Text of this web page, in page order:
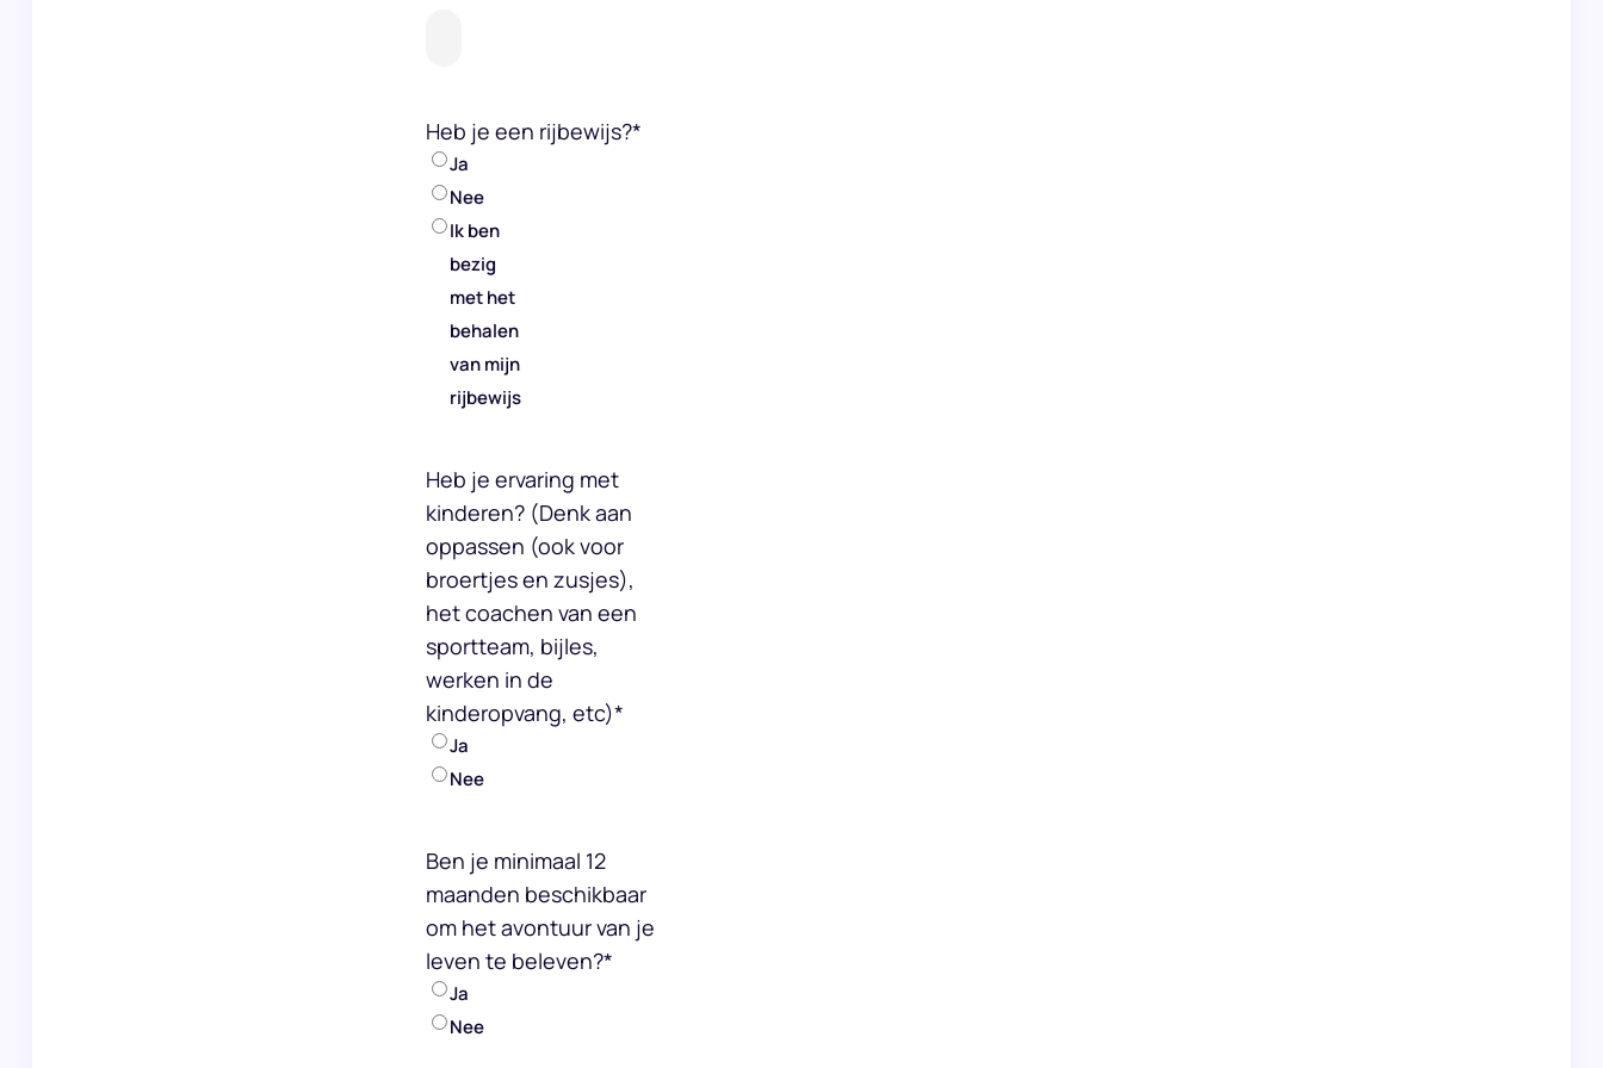
Heb je een rijbewijs?*
Ja
Nee
Ik ben
bezig
met het
behalen
van mijn
rijbewijs
Heb je ervaring met
kinderen? (Denk aan
oppassen (ook voor
broertjes en zusjes),
het coachen van een
sportteam, bijles,
werken in de
kinderopvang, etc)*
Ja
Nee
Ben je minimaal 12
maanden beschikbaar
om het avontuur van je
leven te beleven?*
Ja
Nee